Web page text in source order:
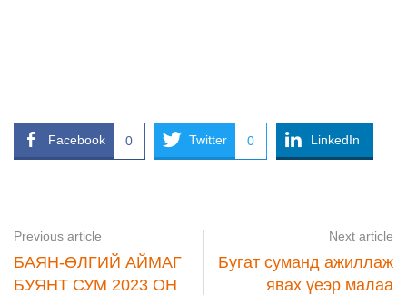
Facebook 0 Twitter 0 LinkedIn
Previous article
БАЯН-ӨЛГИЙ АЙМАГ
БУЯНТ СУМ 2023 ОН
Next article
Бугат суманд ажиллаж
явах үеэр малаа